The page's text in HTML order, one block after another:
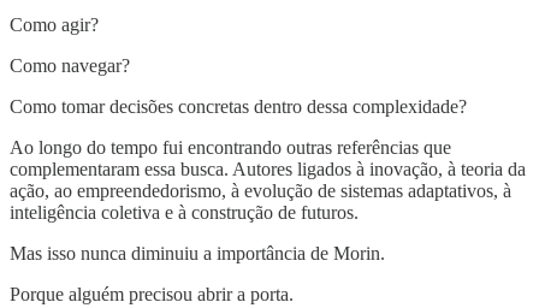
Como agir?
Como navegar?
Como tomar decisões concretas dentro dessa complexidade?
Ao longo do tempo fui encontrando outras referências que
complementaram essa busca. Autores ligados à inovação, à teoria da
ação, ao empreendedorismo, à evolução de sistemas adaptativos, à
inteligência coletiva e à construção de futuros.
Mas isso nunca diminuiu a importância de Morin.
Porque alguém precisou abrir a porta.